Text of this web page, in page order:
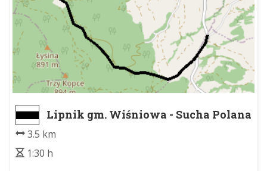
Lipnik gm. Wiśniowa - Sucha Polana
3.5 km
1:30 h